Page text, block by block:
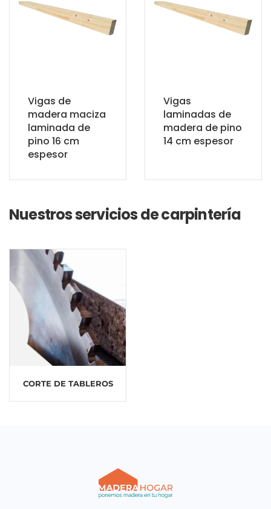
Vigas de
madera maciza
laminada de
pino 16 cm
espesor
Vigas
laminadas de
madera de pino
14 cm espesor
Nuestros servicios de carpintería
CORTE DE TABLEROS